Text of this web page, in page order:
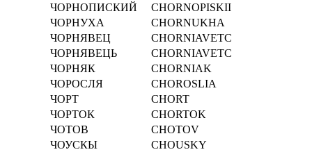
ЧОРНОПИСКИЙ
CHORNOPISKII
ЧОРНУХА
CHORNUKHA
ЧОРНЯВЕЦ
CHORNIAVETC
ЧОРНЯВЕЦЬ
CHORNIAVETC
ЧОРНЯК
CHORNIAK
ЧОРОСЛЯ
CHOROSLIA
ЧОРТ
CHORT
ЧОРТОК
CHORTOK
ЧОТОВ
CHOTOV
ЧОУСКЫ
CHOUSKY